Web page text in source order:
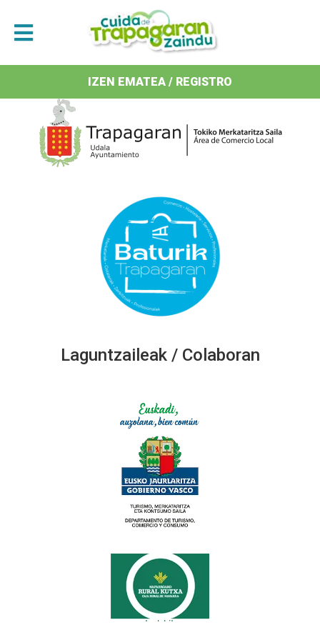
Antolatzaileak / Organizan
Laguntzaileak / Colaboran
IZEN EMATEA / REGISTRO